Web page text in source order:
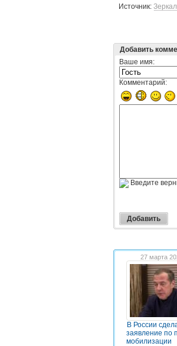
Источник:
Добавить
Ваше имя:
Комментарий:
Введите
27 марта
В России
заявление по
мобилизации